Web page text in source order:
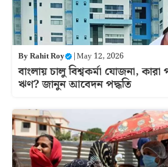
ByRahit Roy |May 12, 2026
বাংলায় চালু বিশ্বকর্মা যোজনা,
ঋণ? জানুন আবেদন পদ্ধতি